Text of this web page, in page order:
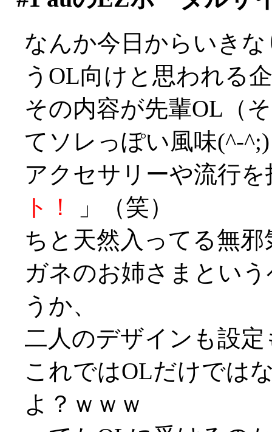
なんか今日からいき
うOL向けと思われる
その内容が先輩OL（
てソレっぽい風味(^-
アクセサリーや流行
ト！
」（笑）
ちと天然入ってる無
ガネのお姉さまとい
うか、
二人のデザインも設
これではOLだけでは
よ？ｗｗｗ